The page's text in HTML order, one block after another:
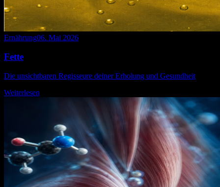
Ernährung06. Mai 2026
Fette
Die unsichtbaren Regisseure deiner Erholung und Gesundheit
Weiterlesen